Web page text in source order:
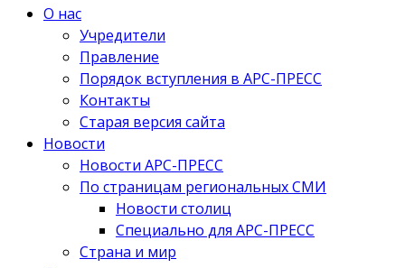
О нас
Учредители
Правление
Порядок вступления в АРС-ПРЕСС
Контакты
Старая версия сайта
Новости
Новости АРС-ПРЕСС
По страницам региональных СМИ
Новости столиц
Специально для АРС-ПРЕСС
Страна и мир